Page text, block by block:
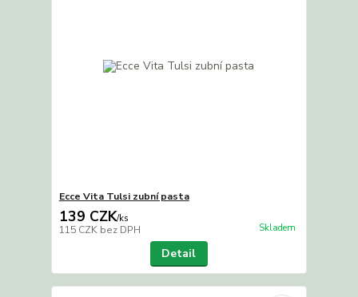
Ecce Vita Tulsi zubní pasta
139 CZK/ks
115 CZK bez DPH Skladem
Detail